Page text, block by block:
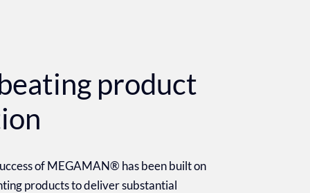
product
of MEGAMAN® has been built on
products to deliver substantial